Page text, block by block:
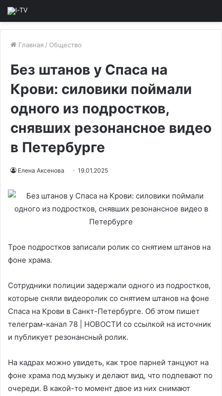
Главная / Общество
Без штанов у Спаса на
Крови: силовики поймали
одного из подростков,
снявших резонансное видео
в Петербурге
Елена Аксенова 19.01.2025
Трое подростков записали ролик со снятием штанов на
фоне храма.
Сотрудники полиции задержали одного из подростков,
которые сняли видеоролик со снятием штанов на фоне
Спаса на Крови в Санкт-Петербурге. Об этом пишет
телеграм-канал 78 | НОВОСТИ со ссылкой на источник
и публикует резонансный ролик.
На кадрах можно увидеть, как трое парней танцуют на
фоне храма под музыку и делают вид, что подпевают по
очереди. В какой-то момент двое из них снимают